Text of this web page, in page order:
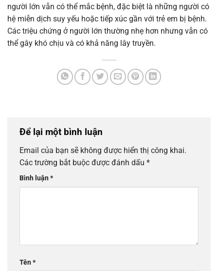
người lớn vẫn có thể mắc bệnh, đặc biệt là những người có
hệ miễn dịch suy yếu hoặc tiếp xúc gần với trẻ em bị bệnh.
Các triệu chứng ở người lớn thường nhẹ hơn nhưng vẫn có
thể gây khó chịu và có khả năng lây truyền.
Để lại một bình luận
Email của bạn sẽ không được hiển thị công khai.
Các trường bắt buộc được đánh dấu *
Bình luận*
Tên*